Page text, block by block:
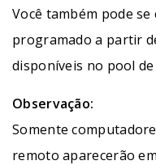
Você também pode
programado a partir
disponíveis no pool de
Observação:
Somente
remoto aparecerão